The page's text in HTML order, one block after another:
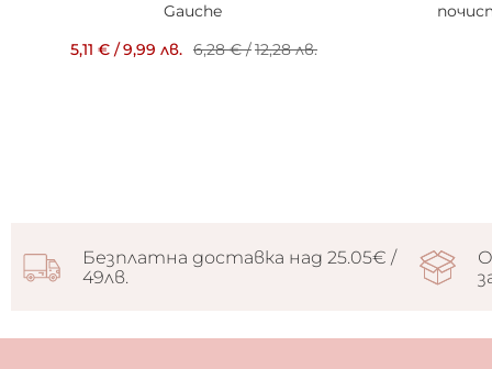
Gauche
5,11 € /9,99 лв. 6,28 €/12,28 лв.
Безплатна доставка над 25.05€ /
49лв.